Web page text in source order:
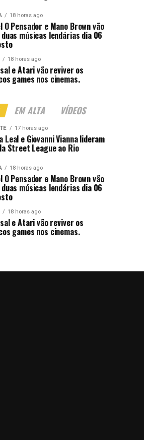
18 horas ago
O Pensador e Mano Brown vão
músicas lendárias dia 06
18 horas ago
e Atari vão reviver os
games nos cinemas.
EM ALTA VÍDEOS
17 horas ago
Leal e Giovanni Vianna lideram
Street League ao Rio
18 horas ago
O Pensador e Mano Brown vão
músicas lendárias dia 06
18 horas ago
e Atari vão reviver os
games nos cinemas.